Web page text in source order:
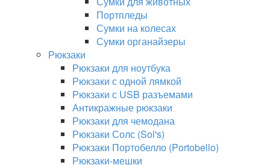
Портпледы
Сумки на колесах
Сумки органайзеры
Рюкзаки
Рюкзаки для ноутбука
Рюкзаки с одной лямкой
Рюкзаки с USB разъемами
Антикражные рюкзаки
Рюкзаки для чемодана
Рюкзаки Солс (Sol's)
Рюкзаки Портобелло (Portobello)
Рюкзаки-мешки